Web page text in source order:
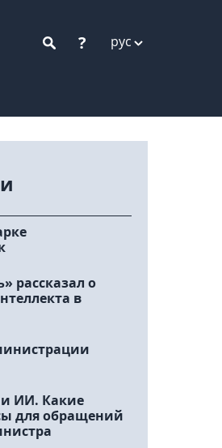
? рус
рассказал о
в
и ИИ. Какие
для обращений